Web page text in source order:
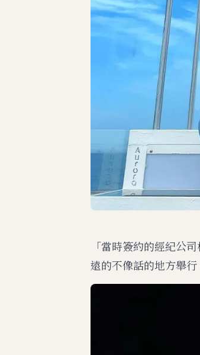
「當時簽約的經紀公
遠的不像話的地方舉行